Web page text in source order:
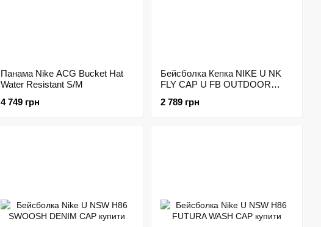
Панама Nike ACG Bucket Hat
Water Resistant S/M
4 749 грн
Бейсболка Кепка NIKE U NK
FLY CAP U FB OUTDOOR
2 789 грн